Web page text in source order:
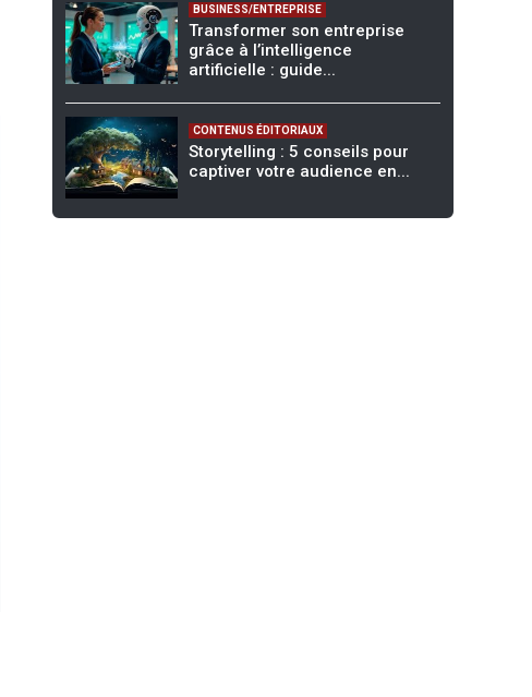
BUSINESS/ENTREPRISE
Transformer son entreprise
grâce à l’intelligence
artificielle : guide...
CONTENUS ÉDITORIAUX
Storytelling : 5 conseils pour
captiver votre audience en...